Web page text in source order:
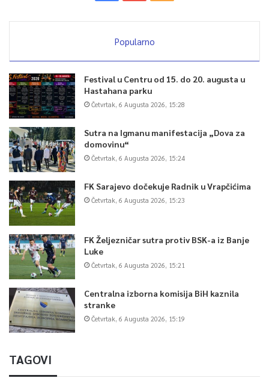
Popularno
Festival u Centru od 15. do 20. augusta u
Hastahana parku
Četvrtak, 6 Augusta 2026, 15:28
Sutra na Igmanu manifestacija „Dova za
domovinu“
Četvrtak, 6 Augusta 2026, 15:24
FK Sarajevo dočekuje Radnik u Vrapčićima
Četvrtak, 6 Augusta 2026, 15:23
FK Željezničar sutra protiv BSK-a iz Banje
Luke
Četvrtak, 6 Augusta 2026, 15:21
Centralna izborna komisija BiH kaznila
stranke
Četvrtak, 6 Augusta 2026, 15:19
TAGOVI